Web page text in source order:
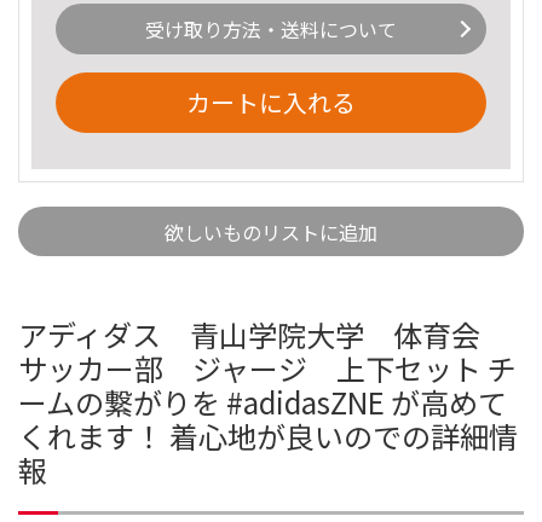
受け取り方法・送料について
カートに入れる
欲しいものリストに追加
アディダス 青山学院大学 体育会
サッカー部 ジャージ 上下セット チ
ームの繋がりを #adidasZNE が高めて
くれます！ 着心地が良いのでの詳細情
報